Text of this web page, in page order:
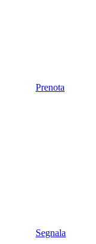
Prenota
Segnala